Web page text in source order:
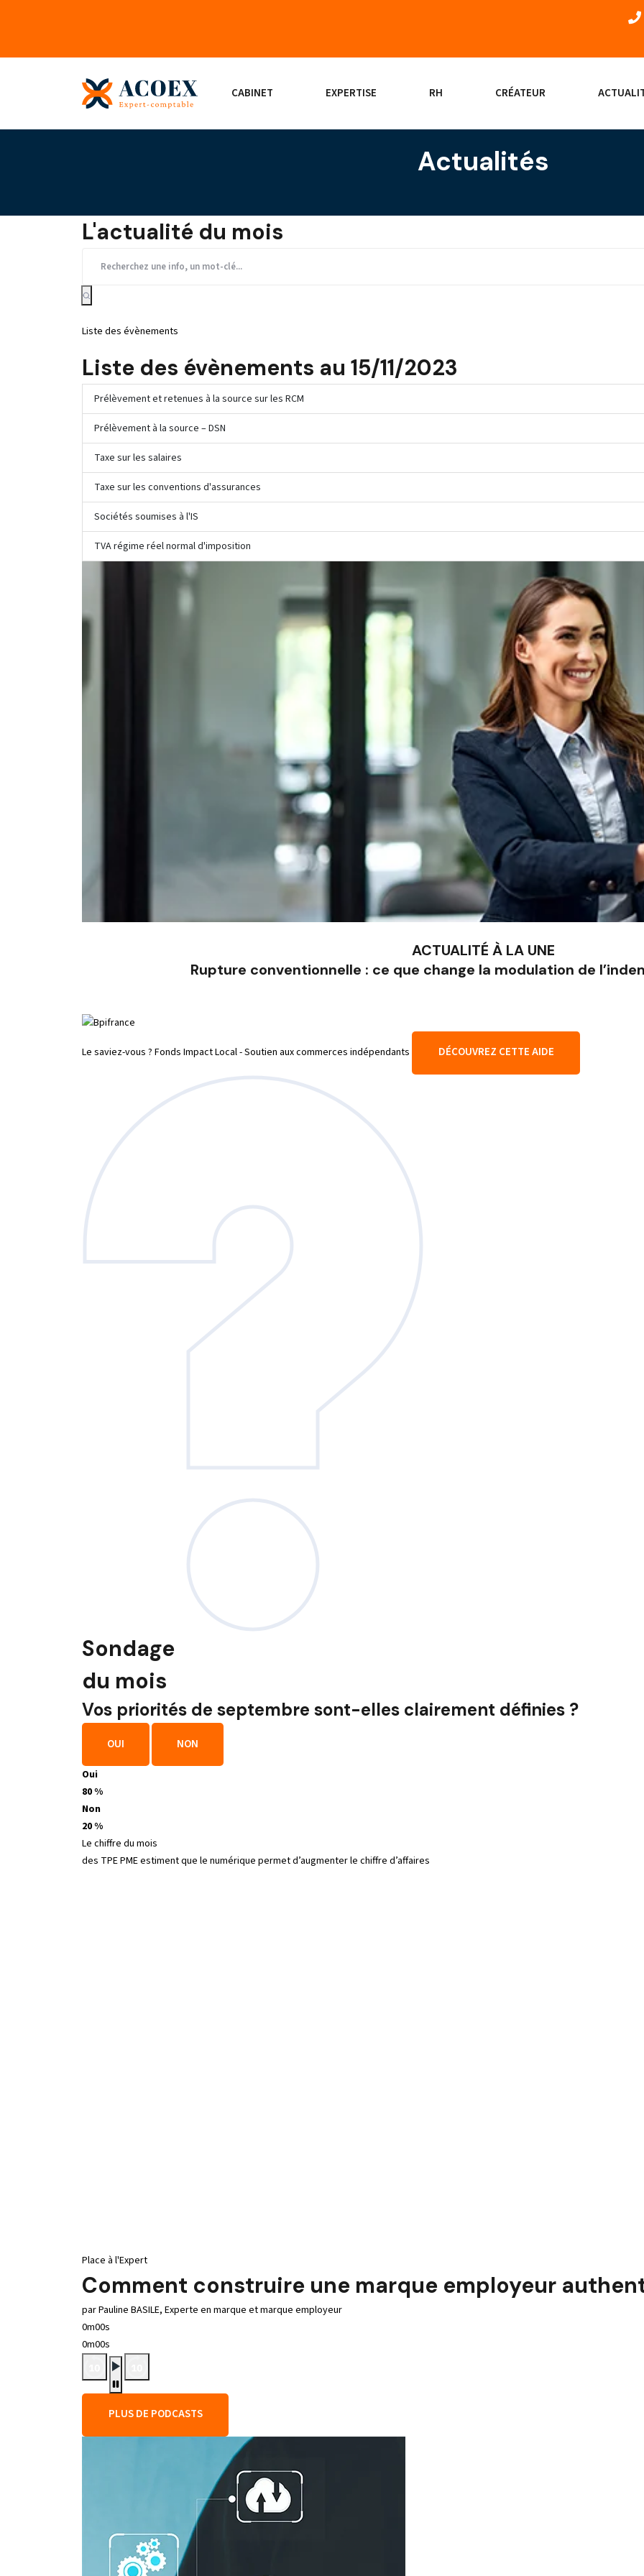
CABINET EXPERTISE RH CRÉATEUR
Actualités
L'actualité du mois
Liste des évènements
Liste des évènements au 15/11/2023
Prélèvement et retenues à la source sur les RCM
Prélèvement à la source – DSN
Taxe sur les salaires
Taxe sur les conventions d'assurances
Sociétés soumises à l'IS
TVA régime réel normal d'imposition
ACTUALITÉ À LA UNE
Rupture conventionnelle : ce que change la modulation de
Le saviez-vous ? Fonds Impact Local - Soutien aux commerces indépendants DÉCOUVREZ CETTE AIDE
Sondage
du mois
Vos priorités de septembre sont-elles clairement définies ?
OUI NON
Oui
80 %
Non
20 %
Le chiffre du mois
des TPE PME estiment que le numérique permet d’augmenter le chiffre d’affaires
Place à l'Expert
Comment construire une marque employeur
par Pauline BASILE, Experte en marque et marque employeur
0m00s
0m00s
PLUS DE PODCASTS